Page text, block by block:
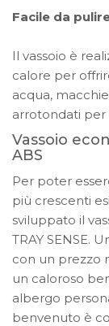
Facile da
Il vassoio è
calore per
acqua,
arrotondati per
Vassoio
ABS
Per poter
più crescenti
sviluppato il
TRAY SENSE.
con un prezzo
un caloroso
albergo
benvenuto è